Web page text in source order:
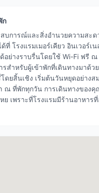
ก
บการณ์และสิ่งอำนวยความสะด
ด้ที่ โรงแรมเมอร์เคียว อินเวอร์เ
อย่างราบรื่นโดยใช้ Wi-Fi ฟรี
รสำหรับผู้เข้าพักที่เดินทางมาด้
ดยสิ้นเชิง เริ่มต้นวันหยุดอย่าง
ณ ที่พักทุกวัน การเดินทางของ
ย เพราะที่โรงแรมมีร้านอาหาร